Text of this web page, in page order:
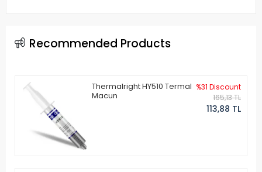
Recommended Products
Thermalright HY510 Termal
Macun
%31 Discount
165,13 TL
113,88 TL